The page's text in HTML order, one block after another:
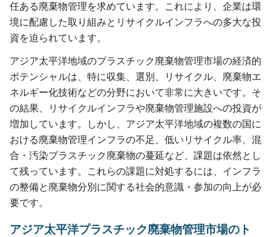
任ある廃棄物管理を求めています。これにより、企業は環
境に配慮した取り組みとリサイクルインフラへの多大な投
資を迫られています。
アジア太平洋地域のプラスチック廃棄物管理市場の経済的
ポテンシャルは、特に収集、選別、リサイクル、廃棄物エ
ネルギー化技術などの分野において非常に大きいです。そ
の結果、リサイクルインフラや廃棄物管理施設への投資が
増加しています。しかし、アジア太平洋地域の複数の国に
おける廃棄物管理インフラの不足、低いリサイクル率、混
合・汚染プラスチック廃棄物の蔓延など、課題は依然とし
て残っています。これらの課題に対処するには、インフラ
の整備と廃棄物分別に関する社会的意識・参加の向上が必
要です。
アジア太平洋プラスチック廃棄物管理市場のト